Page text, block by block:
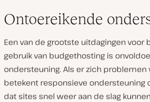
Ontoereikende
Een van de grootste uitdagingen voor
gebruik van budgethosting is
ondersteuning. Als er zich problemen
betekent responsieve ondersteuning
dat sites snel weer aan de slag